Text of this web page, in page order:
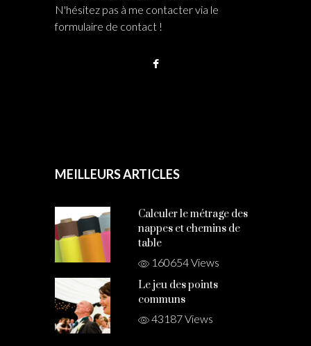
N'hésitez pas à me contacter via le
formulaire de contact !
MEILLEURS ARTICLES
Calculer le métrage des
nappes et chemins de
table
160654 Views
Le jeu des points
communs
43187 Views